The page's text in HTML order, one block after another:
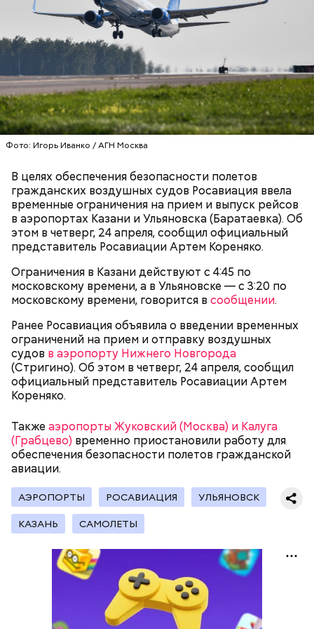
Фото: Игорь Иванко / АГН Москва
В целях обеспечения безопасности полетов
гражданских воздушных судов Росавиация ввела
временные ограничения на прием и выпуск рейсов
в аэропортах Казани и Ульяновска (Баратаевка). Об
этом в четверг, 24 апреля, сообщил официальный
представитель Росавиации Артем Кореняко.
Ограничения в Казани действуют с 4:45 по
московскому времени, а в Ульяновске — с 3:20 по
московскому времени, говорится в сообщении.
Ранее Росавиация объявила о введении временных
ограничений на прием и отправку воздушных
судов в аэропорту Нижнего Новгорода
(Стригино). Об этом в четверг, 24 апреля, сообщил
официальный представитель Росавиации Артем
Кореняко.
Также аэропорты Жуковский (Москва) и Калуга
(Грабцево) временно приостановили работу для
обеспечения безопасности полетов гражданской
авиации.
АЭРОПОРТЫ РОСАВИАЦИЯ УЛЬЯНОВСК
КАЗАНЬ САМОЛЕТЫ
Молодого человека задержали. На первом же
допросе он признался, что планировал отравить
только отчима. Тогда следователи посчитали, что
мотивом преступления была квартира родителей,
которая в случае их смерти перешла бы сыну. Но
спустя несколько дней Миссюра заявил, что ранее
уже травил других людей.
Кто еще был жертвой Миссюры
Именно на ней молодой человек впервые испытал
химикаты, купленные в интернет-магазине. 13
января 2024 года он подсыпал дихлорэтан в
коктейль возлюбленной, отчего у нее случился
инсульт. Девушка неделю
провела в коме
выписки из больницы узнала, что Миссюра
оформил на нее несколько кредитов.
Примечательно, что летом 2023 года на Мутаева
уже нападали возле Школы единоборств. Тогда
неизвестный несколько раз выстрелил в
спортсмена из травматического пистолета, а боец
открыл огоньв ответ.
Как идет расследование
знакомого Надырхана Кадирханова. На допросе он
признал вину и показал следователям, как именно
совершил преступление и где спрятал оружие, из
которого застрелил Мутаева.